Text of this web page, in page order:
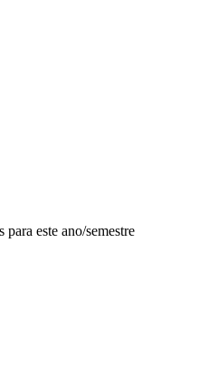
para este ano/semestre